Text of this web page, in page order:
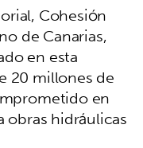
Cohesión
de Canarias,
en esta
20 millones de
en
obras hidráulicas